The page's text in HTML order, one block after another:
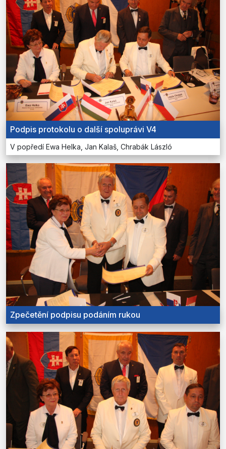
Podpis protokolu o další spoluprávi V4
V popředí Ewa Helka, Jan Kalaš, Chrabák László
Zpečetění podpisu podáním rukou